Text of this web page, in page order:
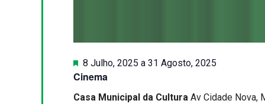
Cinema
Destaque
8 Julho, 2025 a 31 Agosto, 2025
Casa Municipal da Cultura Av Cidade Nova,